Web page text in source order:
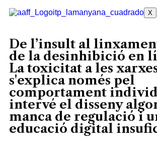
X
De l’insult al
de la desinhibició en
La toxicitat a les
s'explica només pel
comportament
intervé el disseny
manca de regulació i
educació digital